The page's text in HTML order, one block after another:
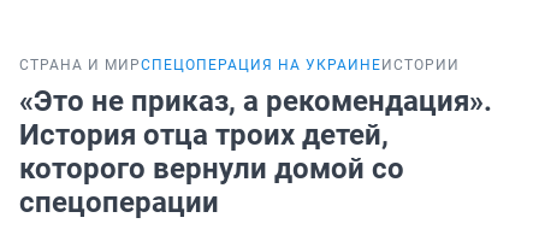
СТРАНА И МИРСПЕЦОПЕРАЦИЯ НА УКРАИНЕ ИСТОРИИ
«Это не приказ, а рекомендация».
История отца троих детей,
которого вернули домой со
спецоперации